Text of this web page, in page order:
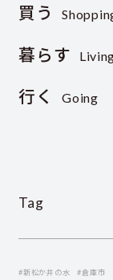
買う
暮らす
行く Going
Tag
#新松か井の水 #倉庫市